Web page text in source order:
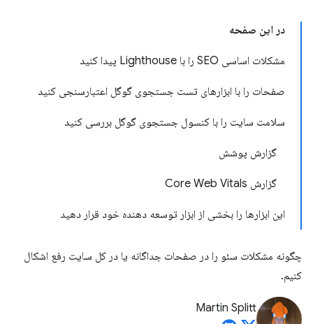
در این صفحه
مشکلات اساسی SEO را با Lighthouse پیدا کنید
صفحات را با ابزارهای تست جستجوی گوگل اعتبارسنجی کنید
سلامت سایت را با کنسول جستجوی گوگل بررسی کنید
گزارش پوشش
گزارش Core Web Vitals
این ابزارها را بخشی از ابزار توسعه دهنده خود قرار دهید
چگونه مشکلات سئو را در صفحات جداگانه یا در کل سایت رفع اشکال
کنیم.
Martin Splitt